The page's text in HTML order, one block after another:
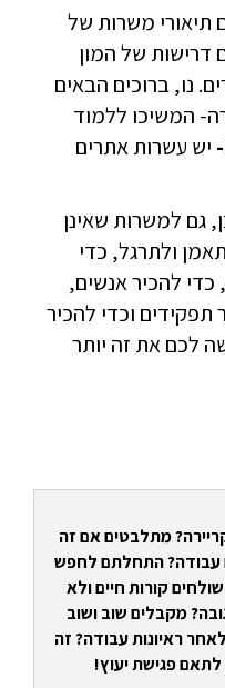
משרות של
דרישות של המון
נו, ברוכים הבאים
המשיכו ללמוד
יש עשרות אתרים
גם למשרות שאינן
ולתרגל, כדי
כדי להכיר אנשים,
תפקידים וכדי להכיר
לכם את זה יותר
מתלבטים אם זה
עבודה? התחלתם לחפש
קורות חיים ולא
מקבלים שוב ושוב
ראיונות עבודה? זה
לתאם פגישת יעוץ!